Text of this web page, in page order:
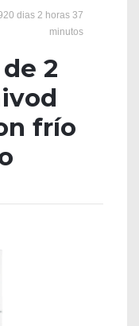
dias 2 horas 37
minutos
2
frío